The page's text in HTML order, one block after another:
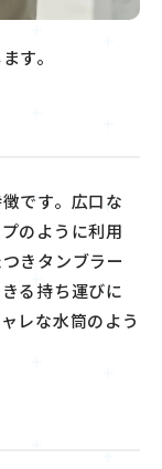
す。
です。広口な
のように利用
きタンブラー
る持ち運びに
レな水筒のよう